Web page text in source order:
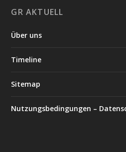
GR AKTUELL
Über uns
Timeline
Sitemap
Nutzungsbedingungen –